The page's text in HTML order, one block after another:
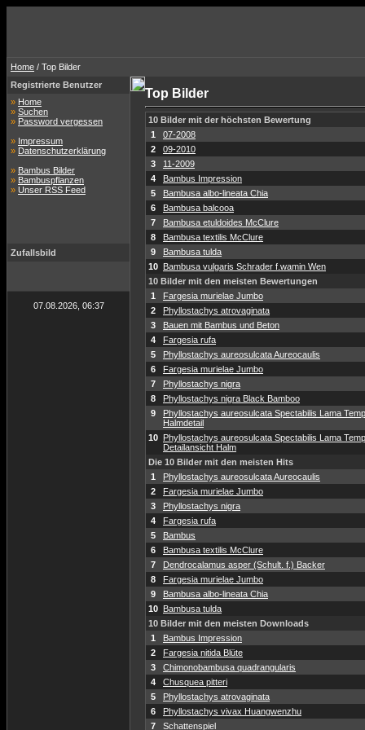
Home / Top Bilder
Registrierte Benutzer
» Home
» Suchen
» Password vergessen
» Impressum
» Datenschutzerklärung
» Bambus Bilder
» Bambuspflanzen
» Unser RSS Feed
Zufallsbild
07.08.2026, 06:37
Top Bilder
10 Bilder mit der höchsten Bewertung
1
07-2008
2
09-2010
3
11-2009
4
Bambus Impression
5
Bambusa albo-lineata Chia
6
Bambusa balcooa
7
Bambusa etuldoides McClure
8
Bambusa textilis McClure
9
Bambusa tulda
10 Bambusa vulgaris Schrader f.wamin Wen
10 Bilder mit den meisten Bewertungen
1
Fargesia murielae Jumbo
2
Phyllostachys atrovaginata
3
Bauen mit Bambus und Beton
4
Fargesia rufa
5
Phyllostachys aureosulcata Aureocaulis
6
Fargesia murielae Jumbo
7
Phyllostachys nigra
8
Phyllostachys nigra Black Bamboo
9
Phyllostachys aureosulcata Spectabilis Lama
Halmdetail
10 Phyllostachys aureosulcata Spectabilis Lama
Detailansicht Halm
Die 10 Bilder mit den meisten Hits
1
Phyllostachys aureosulcata Aureocaulis
2
Fargesia murielae Jumbo
3
Phyllostachys nigra
4
Fargesia rufa
5
Bambus
6
Bambusa textilis McClure
7
Dendrocalamus asper (Schult. f.) Backer
8
Fargesia murielae Jumbo
9
Bambusa albo-lineata Chia
10 Bambusa tulda
10 Bilder mit den meisten Downloads
1
Bambus Impression
2
Fargesia nitida Blüte
3
Chimonobambusa quadrangularis
4
Chusquea pitteri
5
Phyllostachys atrovaginata
6
Phyllostachys vivax Huangwenzhu
7
Schattenspiel